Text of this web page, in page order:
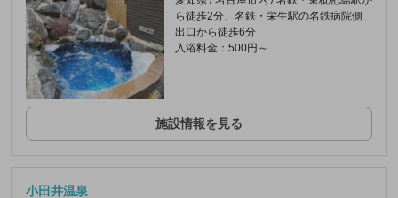
ら徒歩2分、名鉄・栄生駅の名鉄病院側
出口から徒歩6分
入浴料金：500円～
施設情報を見る
小田井温泉